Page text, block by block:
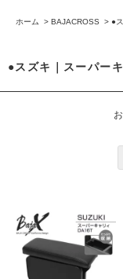
ホーム > BAJACROSS > ●
●スズキ｜スーパー